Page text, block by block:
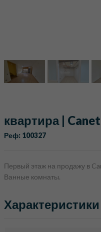
квартира |
Реф: 100327
Первый этаж на продажу в
Ванные комнаты.
Характеристики